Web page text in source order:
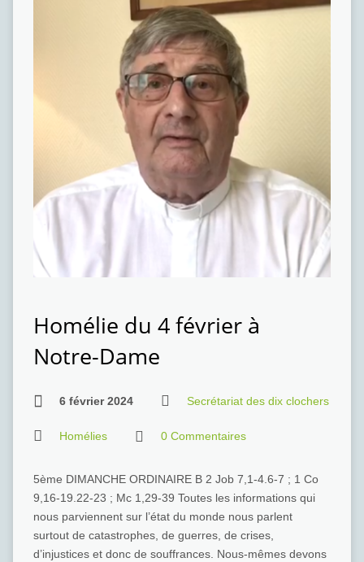
Homélie du 4 février à
Notre-Dame
6 février 2024 Secrétariat des dix clochers
Homélies 0 Commentaires
5ème DIMANCHE ORDINAIRE B 2 Job 7,1-4.6-7 ; 1 Co
9,16-19.22-23 ; Mc 1,29-39 Toutes les informations qui
nous parviennent sur l’état du monde nous parlent
surtout de catastrophes, de guerres, de crises,
d’injustices et donc de souffrances. Nous-mêmes devons